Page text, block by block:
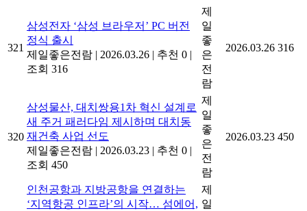
321
삼성전자 ‘삼성 브라우저’ PC 버전
정식 출시
제일좋은전람 | 2026.03.26 | 추천 0 |
조회 316
제
일
좋
은
전
람
2026.03.26 316
320
삼성물산, 대치쌍용1차 혁신 설계로
새 주거 패러다임 제시하며 대치동
재건축 사업 선도
제일좋은전람 | 2026.03.23 | 추천 0 |
조회 450
제
일
좋
은
전
람
2026.03.23 450
인천공항과 지방공항을 연결하는
‘지역항공 인프라’의 시작… 섬에어,
제
일